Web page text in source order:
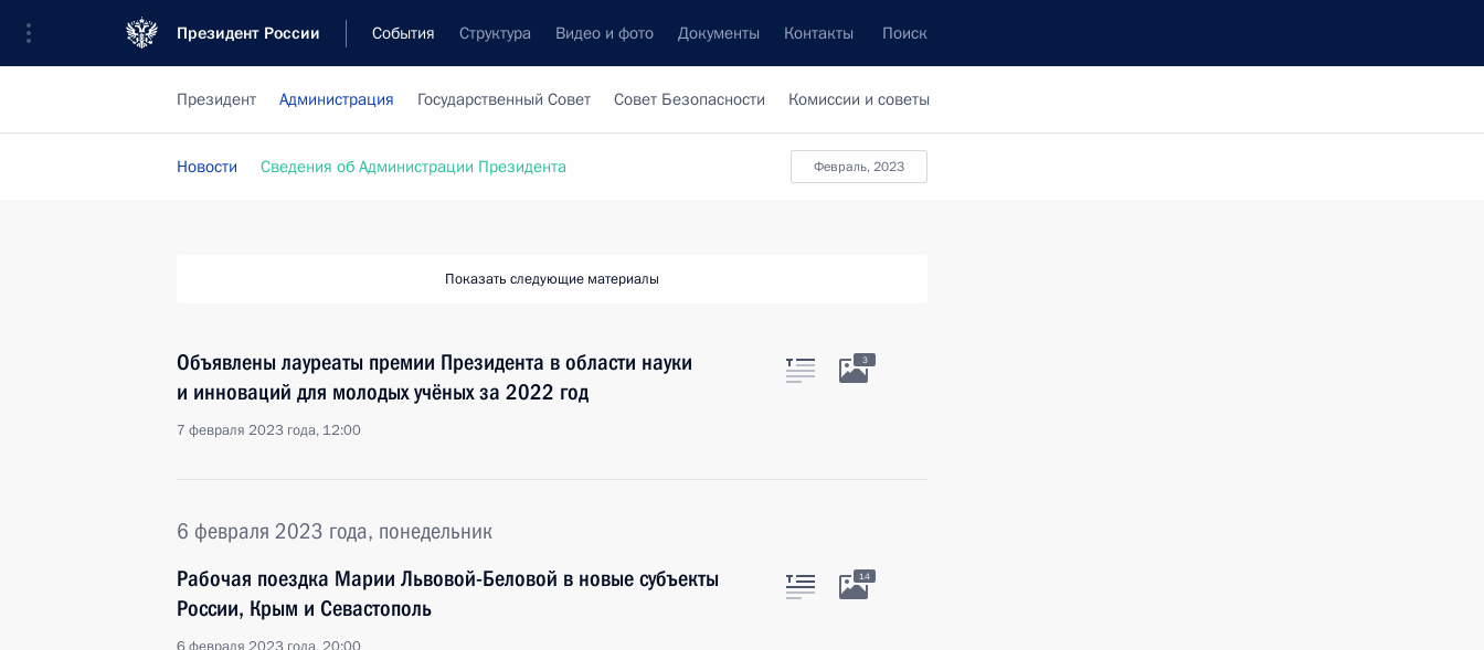
Президент России События Структура Видео и фото Документы Контакты Поиск
Президент Администрация Государственный Совет Совет Безопасности Комиссии и советы
февраль, 2023
Новости Сведения об Администрации Президента
Показать следующие материалы
Объявлены лауреаты премии Президента в области науки
и инноваций для молодых учёных за 2022 год
7 февраля 2023 года, 12:00
3
6 февраля 2023 года, понедельник
Рабочая поездка Марии Львовой-Беловой в новые субъекты
России, Крым и Севастополь
14